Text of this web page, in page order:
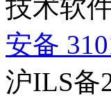
技术软
安备
沪ILS备